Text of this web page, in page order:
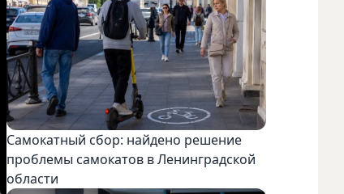
Самокатный сбор: найдено решение
проблемы самокатов в Ленинградской
области